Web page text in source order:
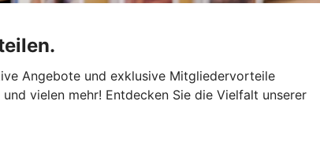
Angebote und exklusive Mitgliedervorteile
vielen mehr! Entdecken Sie die Vielfalt unserer